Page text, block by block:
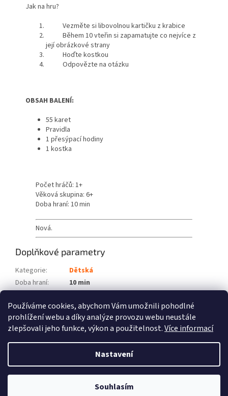
Používáme cookies, abychom Vám umožnili pohodlné
prohlížení webu a díky analýze provozu webu neustále
zlepšovali jeho funkce, výkon a použitelnost.Více informací
Nastavení
Souhlasím
Jak na hru?
Vezměte si libovolnou kartičku z krabice
Během 10 vteřin si zapamatujte co nejvíce z
její obrázkové strany
Hoďte kostkou
Odpovězte na otázku
OBSAH BALENÍ:
55 karet
Pravidla
1 přesýpací hodiny
1 kostka
Počet hráčů: 1+
Věková skupina: 6+
Doba hraní: 10 min
Nová.
Doplňkové parametry
Kategorie:
Dětská
Doba hraní:
10 min
Věková skupina: 6+
Vytvořil Shoptet
Fénix hry. Všechna práva vyhrazena.